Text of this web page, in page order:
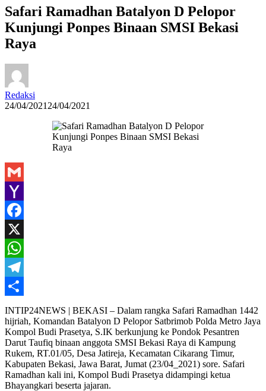
Safari Ramadhan Batalyon D Pelopor
Kunjungi Ponpes Binaan SMSI Bekasi
Raya
Redaksi
24/04/2021 24/04/2021
Gmail
Yahoo
Mail
Facebook
X
WhatsApp
Telegram
Share
INTIP24NEWS | BEKASI – Dalam rangka Safari Ramadhan 1442
hijriah, Komandan Batalyon D Pelopor Satbrimob Polda Metro Jaya
Kompol Budi Prasetya, S.IK berkunjung ke Pondok Pesantren
Darut Taufiq binaan anggota SMSI Bekasi Raya di Kampung
Rukem, RT.01/05, Desa Jatireja, Kecamatan Cikarang Timur,
Kabupaten Bekasi, Jawa Barat, Jumat (23/04_2021) sore. Safari
Ramadhan kali ini, Kompol Budi Prasetya didampingi ketua
Bhayangkari beserta jajaran.